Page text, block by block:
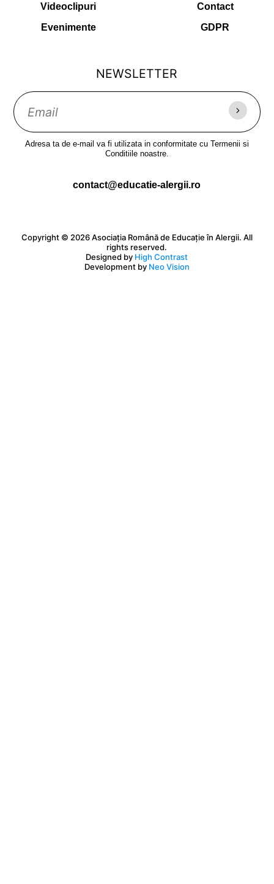
Videoclipuri
Evenimente
Contact
GDPR
NEWSLETTER
Adresa ta de e-mail va fi utilizata in conformitate cu Termenii si
Conditiile noastre.
contact@educatie-alergii.ro
Copyright © 2026 Asociația Română de Educație în Alergii. All
rights reserved.
Designed by High Contrast
Development by Neo Vision